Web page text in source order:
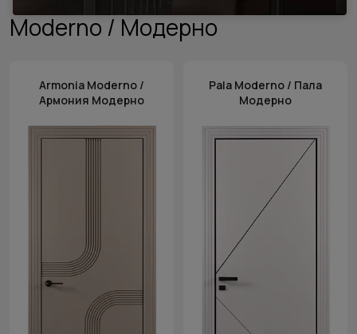
Moderno / Модерно
Armonia Moderno /
Армония Модерно
Pala Moderno / Пала
Модерно